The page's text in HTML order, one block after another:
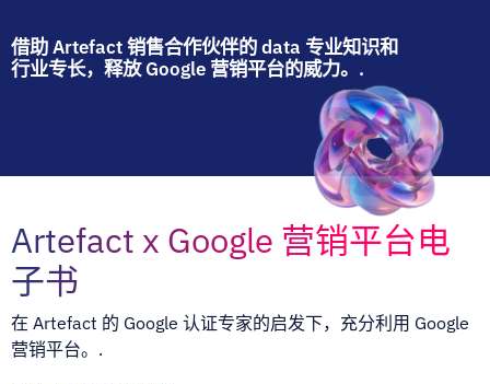
借助 Artefact 销售合作伙伴的 data 专业知识和
行业专长，释放 Google 营销平台的威力。.
Artefact x Google 营销平台电
子书
在 Artefact 的 Google 认证专家的启发下，充分利用 Google
营销平台。.